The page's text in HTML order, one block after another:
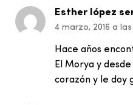
Esther lópez
4 marzo, 2016 a
Hace años
El Morya y
corazón y le doy